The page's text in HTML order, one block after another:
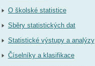
O školské statistice
Sběry statistických dat
Statistické výstupy a analýzy
Číselníky a klasifikace